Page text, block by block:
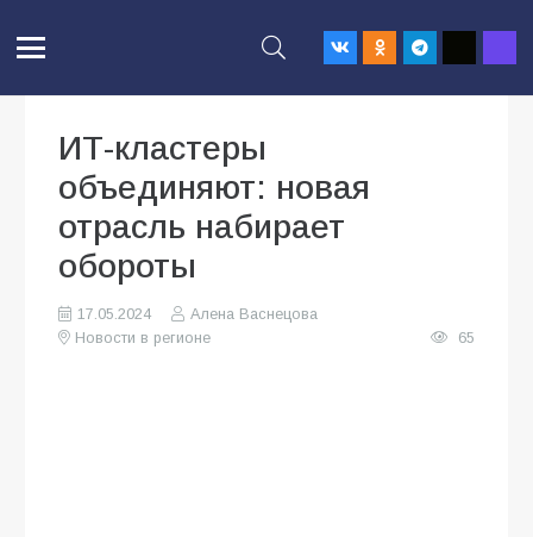
ИТ-кластеры
объединяют: новая
отрасль набирает
обороты
17.05.2024
Алена Васнецова
Новости в регионе
65